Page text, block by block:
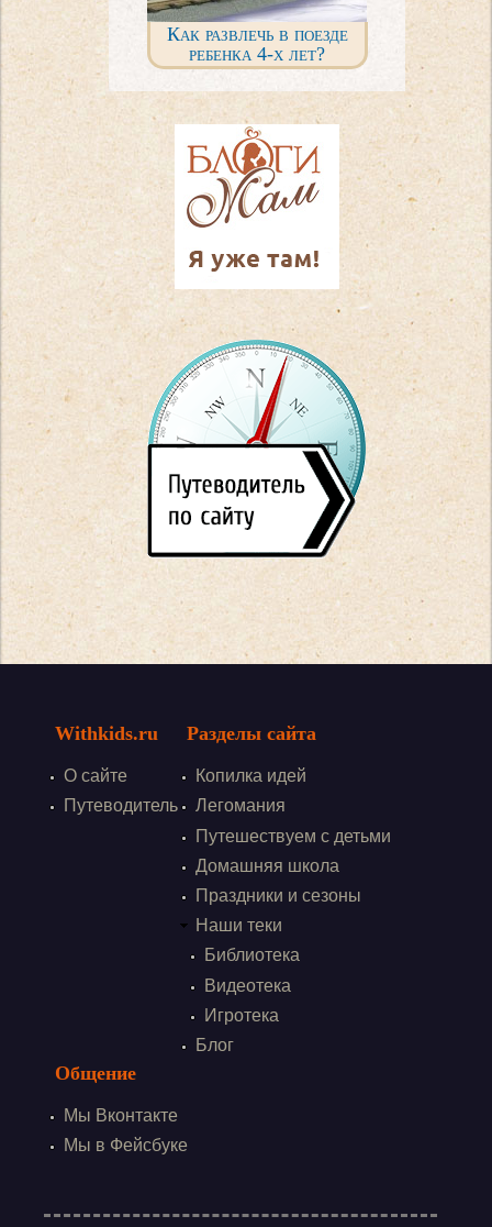
Как развлечь в поезде
ребенка 4-х лет?
Withkids.ru
О сайте
Путеводитель
Разделы сайта
Копилка идей
Легомания
Путешествуем с детьми
Домашняя школа
Праздники и сезоны
Наши теки
Библиотека
Видеотека
Игротека
Блог
Общение
Мы Вконтакте
Мы в Фейсбуке